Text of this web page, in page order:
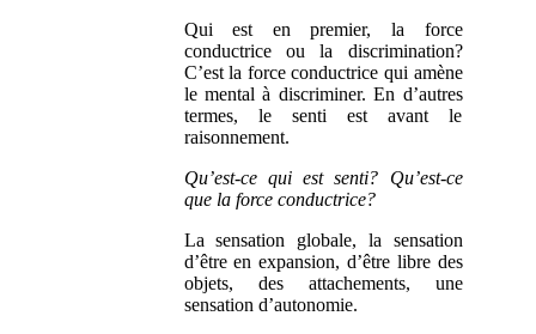
Qui est en premier, la force
conductrice ou la discrimination?
C’est la force conductrice qui amène
le mental à discriminer. En d’autres
termes, le senti est avant le
raisonnement.
Qu’est-ce qui est senti? Qu’est-ce
que la force conductrice?
La sensation globale, la sensation
d’être en expansion, d’être libre des
objets, des attachements, une
sensation d’autonomie.